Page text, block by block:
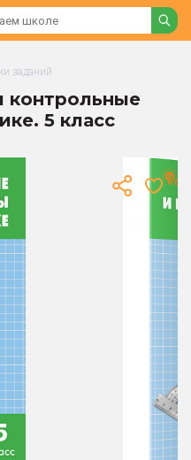
заданий
контрольные
5 класс